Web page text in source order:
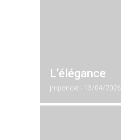
L’élégance
jmponcet 13/04/2026